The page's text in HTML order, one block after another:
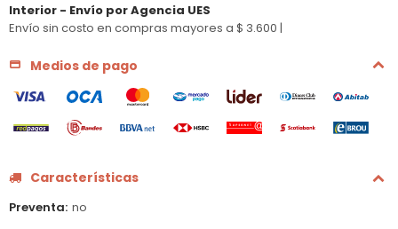
Interior - Envío por Agencia UES
Envío sin costo en compras mayores a $ 3.600 |
Medios de pago
Características
Preventa no